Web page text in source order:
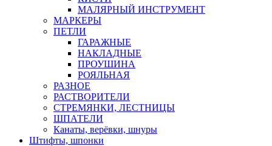
МАЛЯРНЫЙ ИНСТРУМЕНТ
МАРКЕРЫ
ПЕТЛИ
ГАРАЖНЫЕ
НАКЛАДНЫЕ
ПРОУШИНА
РОЯЛЬНАЯ
РАЗНОЕ
РАСТВОРИТЕЛИ
СТРЕМЯНКИ, ЛЕСТНИЦЫ
ШПАТЕЛИ
Канаты, верёвки, шнуры
Штифты, шпонки